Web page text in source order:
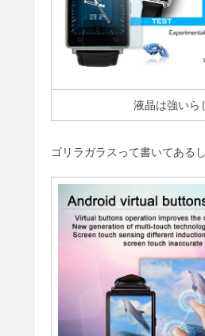
液晶は強いら
ゴリラガラスって書いてある